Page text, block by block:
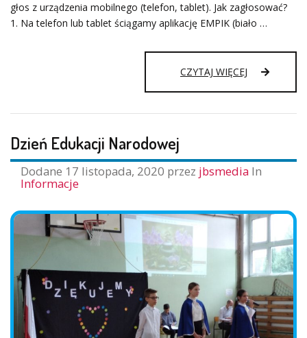
głos z urządzenia mobilnego (telefon, tablet). Jak zagłosować?
1. Na telefon lub tablet ściągamy aplikację EMPIK (biało …
CZYTAJ WIĘCEJ ZAGŁOSUJ
DLA
Dzień Edukacji Narodowej
Dodane 17 listopada, 2020 przez jbsmedia In
Informacje